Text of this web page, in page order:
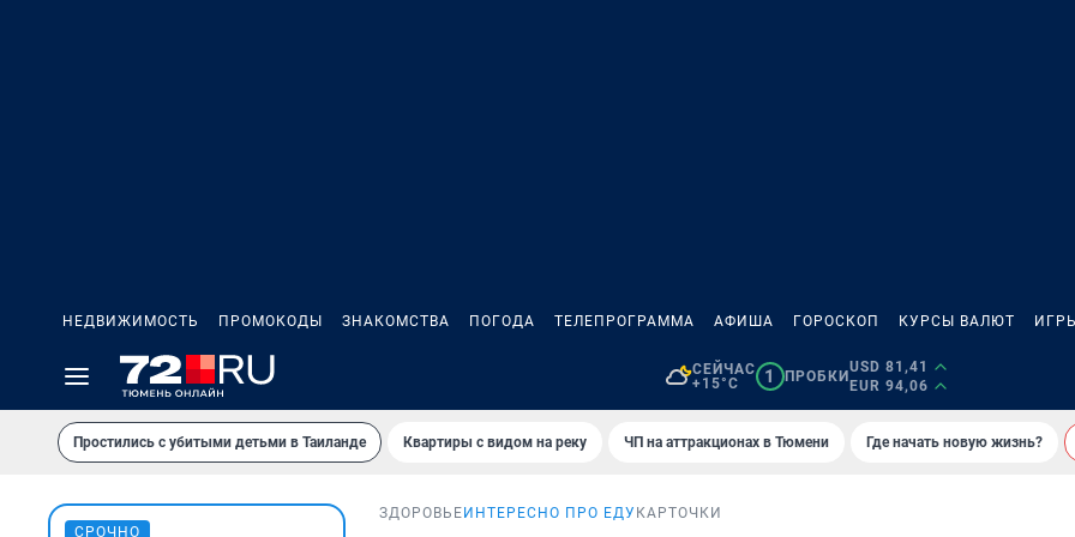
НЕДВИЖИМОСТЬ ПРОМОКОДЫ ЗНАКОМСТВА ПОГОДА ТЕЛЕПРОГРАММА АФИША ГОРОСКОП КУРСЫ ВАЛЮТ ИГРЫ
СЕЙЧАС
+15°C
1 ПРОБКИ
USD 81,41
EUR 94,06
Простились с убитыми детьми в Таиланде Квартиры с видом на реку ЧП на аттракционах в Тюмени Где начать новую жизнь?
СРОЧНО
ЗДОРОВЬЕ ИНТЕРЕСНО ПРО ЕДУ КАРТОЧКИ